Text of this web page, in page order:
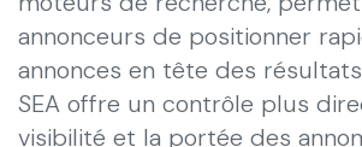
annonceurs de positionner
annonces en tête des
SEA offre un contrôle plus
visibilité et la portée des